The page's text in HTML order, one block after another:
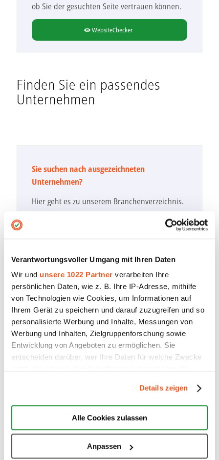
Verantwortungsvoller Umgang mit Ihren Daten
Wir und unsere 1022 Partner verarbeiten Ihre
persönlichen Daten, wie z. B. Ihre IP-Adresse, mithilfe
von Technologien wie Cookies, um Informationen auf
Ihrem Gerät zu speichern und darauf zuzugreifen und so
personalisierte Werbung und Inhalte, Messungen von
Werbung und Inhalten, Zielgruppenforschung sowie
Entwicklung von Angeboten zu ermöglichen. Sie
entscheiden darüber, wer Ihre Daten für welche Zwecke
Trigger Symbol ändern oder widerrufen
Wenn Sie es erlauben, würden wir auch gerne:
Informationen über Ihre geografische Lage erfassen,
Ihr Gerät durch aktives Scannen nach bestimmten
Details zeigen
Alle Cookies zulassen
Anpassen
ob Sie der gesuchten Seite vertrauen können.
WebsiteChecker
Finden Sie ein passendes
Unternehmen
Sie suchen nach ausgezeichneten
Unternehmen?
Hier geht es zu unserem Branchenverzeichnis.
durchsuchen.
Hier können Sie mit unsKontaktaufnehmen.